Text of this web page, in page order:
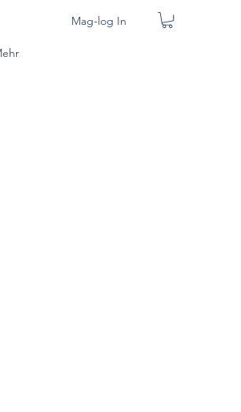
Mag-log In